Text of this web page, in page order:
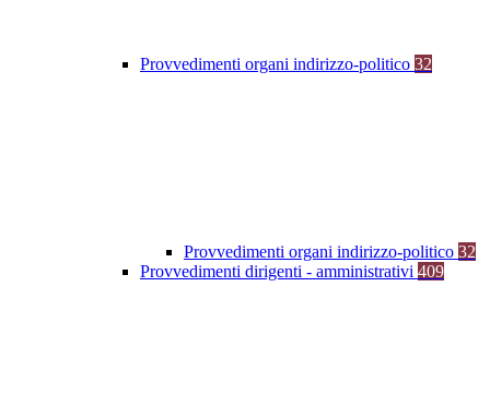
Provvedimenti organi indirizzo-politico 32
Provvedimenti organi indirizzo-politico 32
Provvedimenti dirigenti - amministrativi 409